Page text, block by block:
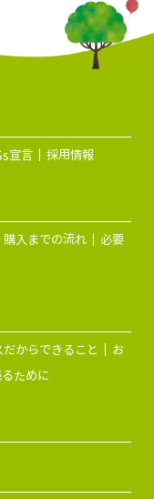
宣言 採用情報
購入までの流れ
必要
からできること
お
ために